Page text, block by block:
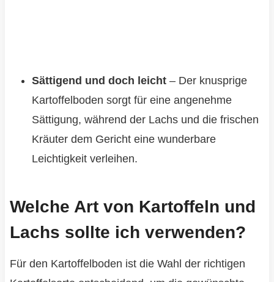
Sättigend und doch leicht– Der knusprige
Kartoffelboden sorgt für eine angenehme
Sättigung, während der Lachs und die frischen
Kräuter dem Gericht eine wunderbare
Leichtigkeit verleihen.
Welche Art von Kartoffeln und
Lachs sollte ich verwenden?
Für den Kartoffelboden ist die Wahl der richtigen